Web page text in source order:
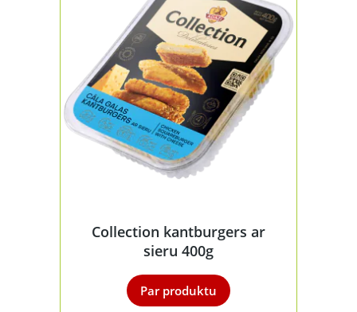
Collection kantburgers ar
sieru 400g
Par produktu